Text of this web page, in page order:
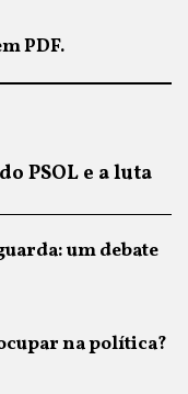
PDF.
PSOL e a luta
um debate
na política?